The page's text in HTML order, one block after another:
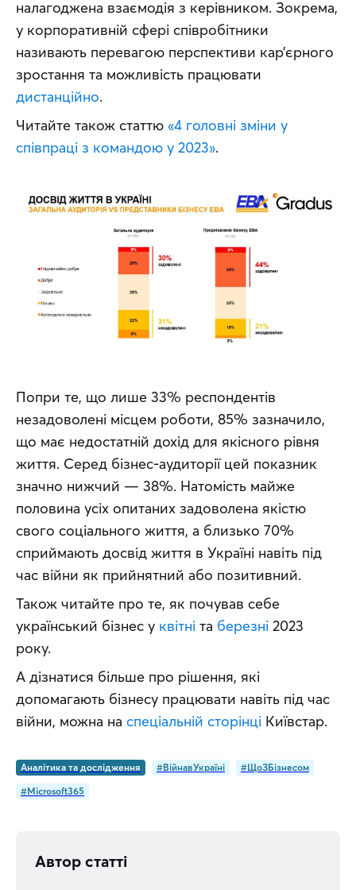
налагоджена взаємодія з керівником. Зокрема,
у корпоративній сфері співробітники
називають перевагою перспективи кар’єрного
дистанційно.
Читайте також статтю «4 головні зміни у
співпраці з командою у 2023».
Попри те, що лише 33% респондентів
незадоволені місцем роботи, 85% зазначило,
що має недостатній дохід для якісного рівня
життя. Серед бізнес-аудиторії цей показник
значно нижчий — 38%. Натомість майже
половина усіх опитаних задоволена якістю
свого соціального життя, а близько 70%
сприймають досвід життя в Україні навіть під
час війни як прийнятний або позитивний.
Також читайте про те, як почував себе
український бізнес у квітні та березні 2023
року.
А дізнатися більше про рішення, які
допомагають бізнесу працювати навіть під час
війни, можна на спеціальній сторінці Київстар.
Аналітика та дослідження #ВійнавУкраїні
#ЩоЗБізнесом
#Microsoft365
Автор статті